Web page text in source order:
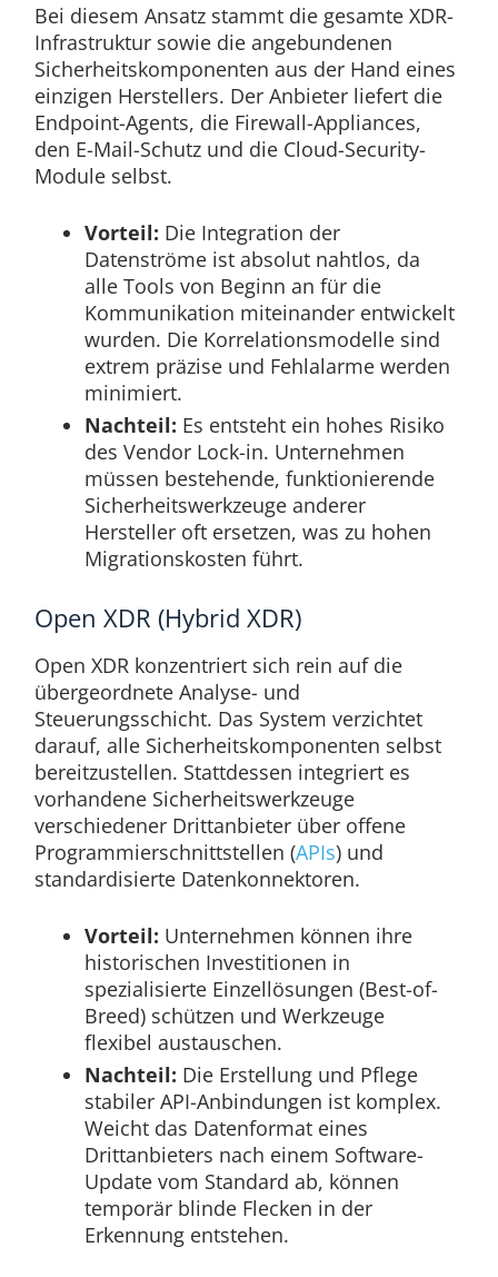
Bei diesem Ansatz stammt die gesamte XDR-
Infrastruktur sowie die angebundenen
Sicherheitskomponenten aus der Hand eines
einzigen Herstellers. Der Anbieter liefert die
Endpoint-Agents, die Firewall-Appliances,
den E-Mail-Schutz und die Cloud-Security-
Module selbst.
Vorteil: Die Integration der
Datenströme ist absolut nahtlos, da
alle Tools von Beginn an für die
Kommunikation miteinander entwickelt
wurden. Die Korrelationsmodelle sind
extrem präzise und Fehlalarme werden
minimiert.
Nachteil: Es entsteht ein hohes Risiko
des Vendor Lock-in. Unternehmen
müssen bestehende, funktionierende
Sicherheitswerkzeuge anderer
Hersteller oft ersetzen, was zu hohen
Migrationskosten führt.
Open XDR (Hybrid XDR)
Open XDR konzentriert sich rein auf die
übergeordnete Analyse- und
Steuerungsschicht. Das System verzichtet
darauf, alle Sicherheitskomponenten selbst
bereitzustellen. Stattdessen integriert es
vorhandene Sicherheitswerkzeuge
verschiedener Drittanbieter über offene
Programmierschnittstellen (APIs) und
standardisierte Datenkonnektoren.
Vorteil: Unternehmen können ihre
historischen Investitionen in
spezialisierte Einzellösungen (Best-of-
Breed) schützen und Werkzeuge
flexibel austauschen.
Nachteil: Die Erstellung und Pflege
stabiler API-Anbindungen ist komplex.
Weicht das Datenformat eines
Drittanbieters nach einem Software-
Update vom Standard ab, können
temporär blinde Flecken in der
Erkennung entstehen.